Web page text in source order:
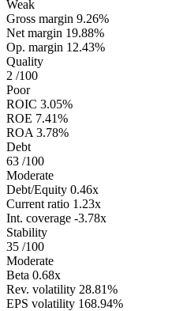
Weak
Gross margin 9.26%
Net margin 19.88%
Op. margin 12.43%
Quality
2 /100
Poor
ROIC 3.05%
ROE 7.41%
ROA 3.78%
Debt
63 /100
Moderate
Debt/Equity 0.46x
Current ratio 1.23x
Int. coverage -3.78x
Stability
35 /100
Moderate
Beta 0.68x
Rev. volatility 28.81%
EPS volatility 168.94%